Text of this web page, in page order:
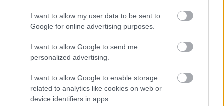
I want to allow my user data to be sent to
Google for online advertising purposes.
I want to allow Google to send me
personalized advertising.
I want to allow Google to enable storage
related to analytics like cookies on web or
device identifiers in apps.
Hír| 2017.11.27 14:20
szerepben erősíti a Végtelen
háború stábját
Új részletek a Bosszúállók:
Végtelen Háborúról